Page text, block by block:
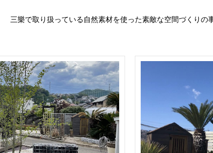
三樂で取り扱っている自然素材を使った素敵な空間づくりの